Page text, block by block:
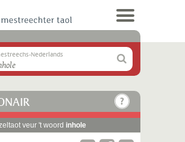
Nederlands
veur 't woord inhole